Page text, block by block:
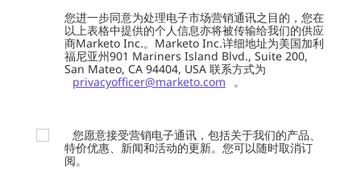
您进一步同意为处理电子市场营销通讯之目的，您在
以上表格中提供的个人信息亦将被传输给我们的供应
商Marketo Inc.。Marketo Inc.详细地址为美国加利
福尼亚州901 Mariners Island Blvd., Suite 200,
San Mateo, CA 94404, USA 联系方式为
privacyofficer@marketo.com
。
您愿意接受营销电子通讯，包括关于我们的产品、
特价优惠、新闻和活动的更新。您可以随时取消订
阅。